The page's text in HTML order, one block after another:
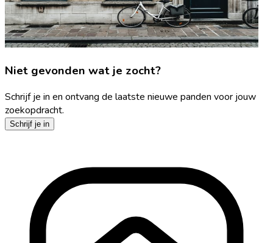
Niet gevonden wat je zocht?
Schrijf je in en ontvang de laatste nieuwe panden voor jouw
zoekopdracht.
Schrijf je in